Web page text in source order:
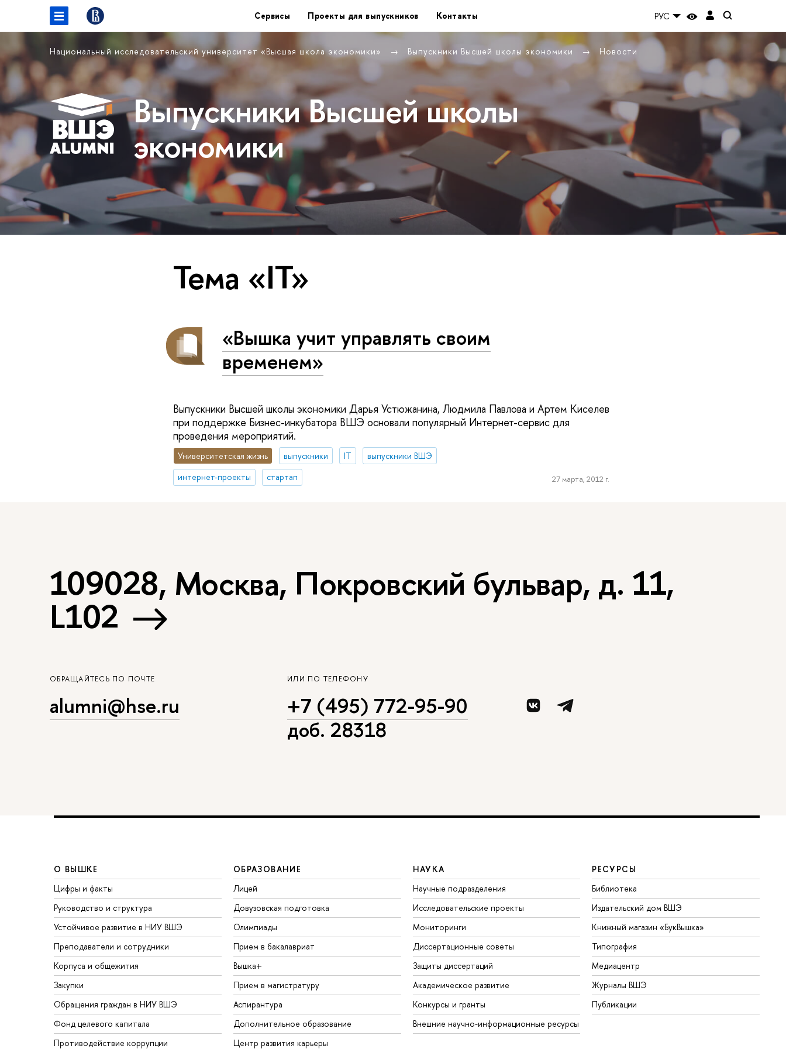
Сервисы Проекты для выпускников Контакты РУС
Национальный исследовательский университет «Высшая школа экономики» Выпускники Высшей школы экономики Новости
Выпускники Высшей школы
экономики
Тема «IT»
«Вышка учит управлять своим
временем»
Выпускники Высшей школы экономики Дарья Устюжанина, Людмила Павлова и Артем Киселев
при поддержке Бизнес-инкубатора ВШЭ основали популярный Интернет-сервис для
проведения мероприятий.
Университетская жизнь выпускники IT
выпускники ВШЭ
интернет-проекты
стартап 27 марта, 2012 г.
109028, Москва, Покровский бульвар, д. 11,
L102
ОБРАЩАЙТЕСЬ ПО ПОЧТЕ
alumni@hse.ru
ИЛИ ПО ТЕЛЕФОНУ
+7 (495) 772-95-90
доб. 28318
О ВЫШКЕ
Цифры и факты
Руководство и структура
Устойчивое развитие в НИУ ВШЭ
Преподаватели и сотрудники
Корпуса и общежития
Закупки
Обращения граждан в НИУ ВШЭ
Фонд целевого капитала
Противодействие коррупции
ОБРАЗОВАНИЕ
Лицей
Довузовская подготовка
Олимпиады
Прием в бакалавриат
Вышка+
Прием в магистратуру
Аспирантура
Дополнительное образование
Центр развития карьеры
НАУКА
Научные подразделения
Исследовательские проекты
Мониторинги
Диссертационные советы
Защиты диссертаций
Академическое развитие
Конкурсы и гранты
Внешние научно-информационные ресурсы
РЕСУРСЫ
Библиотека
Издательский дом ВШЭ
Книжный магазин «БукВышка»
Типография
Медиацентр
Журналы ВШЭ
Публикации